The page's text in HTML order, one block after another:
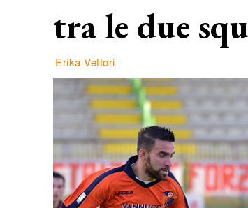
tra le due
Erika Vettori